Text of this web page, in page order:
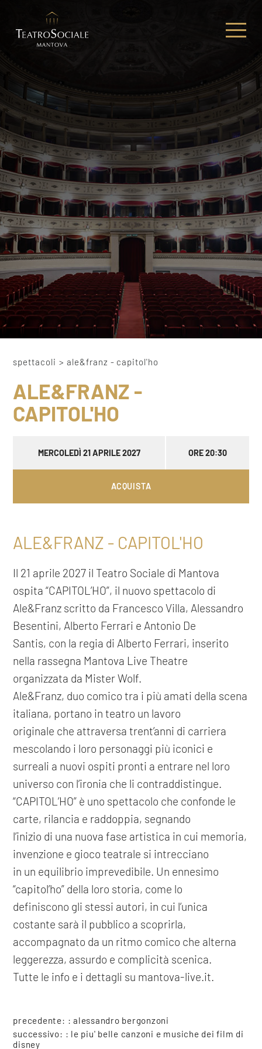
spettacoli > ale&franz - capitol'ho
ALE&FRANZ -
CAPITOL'HO
MERCOLEDÌ 21 APRILE 2027 ORE 20:30
ACQUISTA
ALE&FRANZ - CAPITOL'HO
Il 21 aprile 2027 il Teatro Sociale di Mantova
ospita “CAPITOL’HO”, il nuovo spettacolo di
Ale&Franz scritto da Francesco Villa, Alessandro
Besentini, Alberto Ferrari e Antonio De
Santis, con la regia di Alberto Ferrari, inserito
nella rassegna Mantova Live Theatre
organizzata da Mister Wolf.
Ale&Franz, duo comico tra i più amati della scena
italiana, portano in teatro un lavoro
originale che attraversa trent’anni di carriera
mescolando i loro personaggi più iconici e
surreali a nuovi ospiti pronti a entrare nel loro
universo con l’ironia che li contraddistingue.
“CAPITOL’HO” è uno spettacolo che confonde le
carte, rilancia e raddoppia, segnando
l’inizio di una nuova fase artistica in cui memoria,
invenzione e gioco teatrale si intrecciano
in un equilibrio imprevedibile. Un ennesimo
“capitol’ho” della loro storia, come lo
definiscono gli stessi autori, in cui l’unica
costante sarà il pubblico a scoprirla,
accompagnato da un ritmo comico che alterna
leggerezza, assurdo e complicità scenica.
Tutte le info e i dettagli su mantova-live.it.
precedente: :alessandro bergonzoni
successivo: : le piu' belle canzoni e musiche dei film di
disney